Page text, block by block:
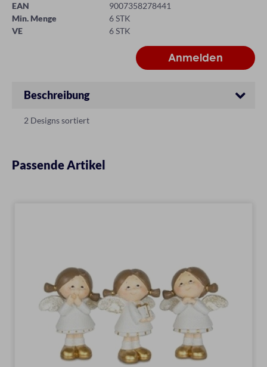
EAN
9007358278441
Min. Menge
6 STK
VE
6 STK
Beschreibung
2 Designs sortiert
Passende Artikel